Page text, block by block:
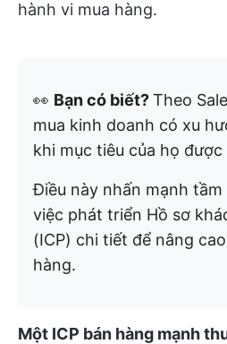
hành vi mua hàng.
👀 Bạn có biết?Theo
mua kinh doanh có xu
khi mục tiêu của họ
Điều này nhấn mạnh
việc phát triển Hồ sơ
(ICP) chi tiết để nâng
hàng.
Một ICP bán hàng mạnh